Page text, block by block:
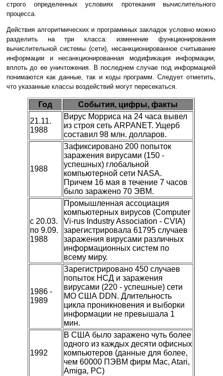
строго определенных условиях протекания вычислительного
процесса.
Действия алгоритмических и программных закладок условно можно
разделить на три класса: изменение функционирования
вычислительной системы (сети), несанкционированное считывание
информации и несанкционированная модификация информации,
вплоть до ее уничтожения. В последнем случае под информацией
понимаются как данные, так и коды программ. Следует отметить,
что указанные классы воздействий могут пересекаться.
Год
События, цифры, факты
21.11.
1988
Вирус Морриса на 24 часа вывел
из строя сеть ARPANET. Ущерб
составил 98 млн. долларов.
1988
Зафиксировано 200 попыток
заражения вирусами (150 -
успешных) глобальной
компьютерной сети NASA.
Причем 16 мая в течение 7 часов
было заражено 70 ЭВМ.
с 20.03.
по 9.09.
1988
Промышленная ассоциация
компьютерных вирусов (Computer
Vi-rus Industry Association - CVIA)
зарегистрировала 61795 случаев
заражения вирусами различных
информационных систем по
всему миру.
1986 -
1989
Зарегистрировано 450 случаев
попыток НСД и заражения
вирусами (220 - успешные) сети
МО США DDN. Длительность
цикла проникновения и выборки
информации не превышала 1
мин.
1992
В США было заражено чуть более
одного из каждых десяти офисных
компьютеров (данные для более,
чем 60000 ПЭВМ фирм Mac, Atari,
Amiga, PC)